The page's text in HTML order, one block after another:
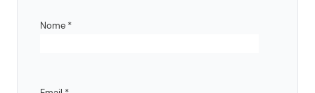
Nome *